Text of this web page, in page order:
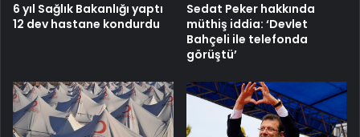
6 yıl Sağlık Bakanlığı yaptı
12 dev hastane kondurdu
Sedat Peker hakkında
müthiş iddia: ‘Devlet
Bahçeli ile telefonda
görüştü’